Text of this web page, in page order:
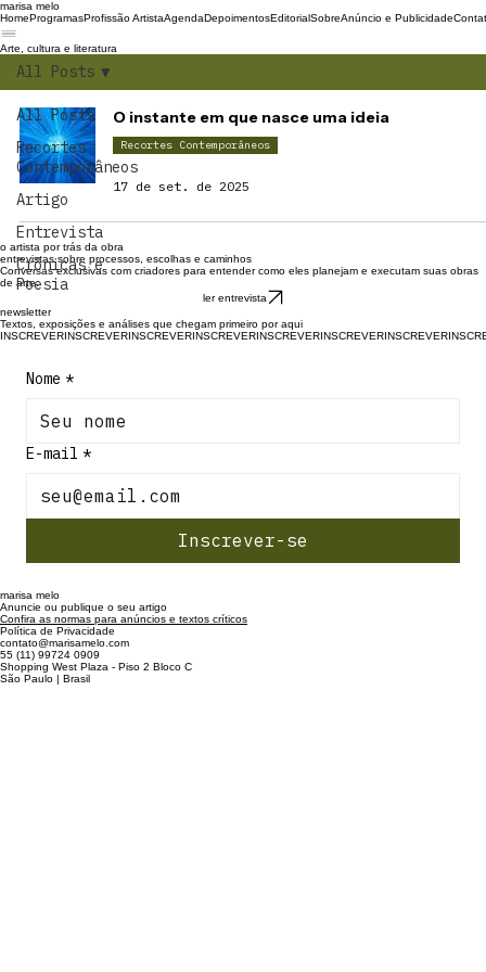
marisa melo
HomeProgramasProfissão ArtistaAgendaDepoimentosEditorialSobreAnúncio e Publicidade
Arte, cultura e literatura
All Posts
Recortes
Contemporâneos
Artigo
Entrevista
Crônicas e
Poesia
All Posts
O instante em que nasce uma ideia
Recortes Contemporâneos
17 de set. de 2025
o artista por trás da obra
entrevistas sobre processos, escolhas e caminhos
Conversas exclusivas com criadores para entender como eles planejam e executam suas obras
de arte.
ler entrevista
newsletter
Textos, exposições e análises que chegam primeiro por aqui
INSCREVER
Nome *
E-mail *
Inscrever-se
marisa melo
Anuncie ou publique o seu artigo
Confira as normas para anúncios e textos críticos
Política de Privacidade
contato@marisamelo.com
55 (11) 99724 0909
Shopping West Plaza - Piso 2 Bloco C
São Paulo | Brasil